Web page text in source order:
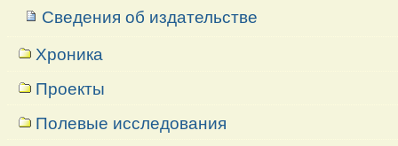
Сведения об издательстве
Хроника
Проекты
Полевые исследования